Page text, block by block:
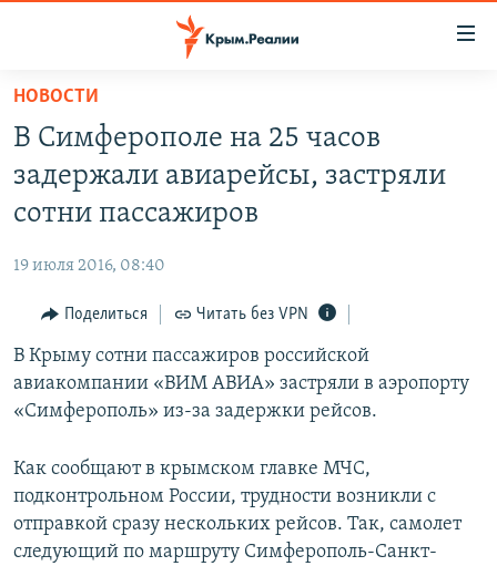
Вернуться
основному
содержанию
Вернутся
главной
Вернутся
поиску
НОВОСТИ
СПЕЦПРОЕКТЫ
11 ЛЕТ ОККУПАЦИИ КРЫМА. 11 ИСТОРИЙ СОПРОТИВЛЕНИЯ
ЕЩЕ
ИНТЕРАКТИВ
ИНФОГРАФИКА
ТЕЛЕПРОЕКТ КРЫМ.РЕАЛИИ
ПРОПАВШИЕ БЕЗ ВЕСТИ
ПОБЕДИТЕЛЕЙ НЕ СУДЯТ?
КРЫМ.НЕПОКОРЕННЫЙ
РАДІО СВОБОДА
КАК ОБОЙТИ БЛОКИРОВКУ
Українською
Qırımtatar
ПРИСОЕДИНЯЙТЕСЬ!
НОВОСТИ
В Симферополе на 25 часов
задержали авиарейсы, застряли
сотни пассажиров
19 июля 2016, 08:40
Поделиться Читать без VPN
В Крыму сотни пассажиров российской
авиакомпании «ВИМ АВИА» застряли в аэропорту
«Симферополь» из-за задержки рейсов.
Как сообщают в крымском главке МЧС,
подконтрольном России, трудности возникли с
отправкой сразу нескольких рейсов. Так, самолет
следующий по маршруту Симферополь-Санкт-